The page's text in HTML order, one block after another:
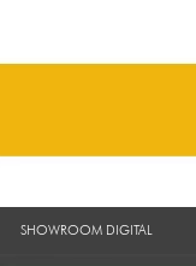
SHOWROOM DIGITAL